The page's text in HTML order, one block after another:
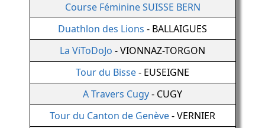
Course Féminine SUISSE BERN
Duathlon des Lions - BALLAIGUES
La ViToDoJo - VIONNAZ-TORGON
Tour du Bisse- EUSEIGNE
A Travers Cugy- CUGY
Tour du Canton de Genève- VERNIER